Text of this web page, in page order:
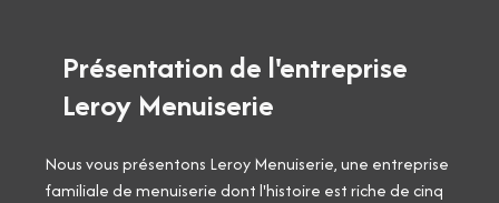
Présentation de l'entreprise
Leroy Menuiserie
Nous vous présentons Leroy Menuiserie, une entreprise
familiale de menuiserie dont l'histoire est riche de cinq